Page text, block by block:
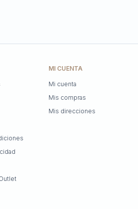
MI CUENTA
Mi cuenta
Mis compras
Mis direcciones